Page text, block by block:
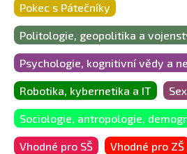
Pokec s Pátečníky
Politologie, geopolitika a
Psychologie, kognitivní vědy a
Robotika, kybernetika a IT
Sociologie, antropologie,
Vhodné pro SŠ Vhodné pro ZŠ